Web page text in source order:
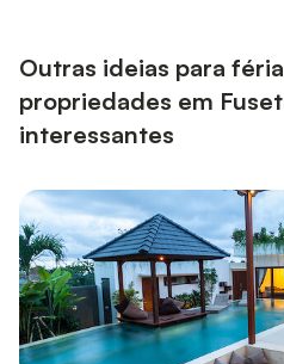
quartos/6 casas de banh...
Outras ideias para
propriedades em
interessantes